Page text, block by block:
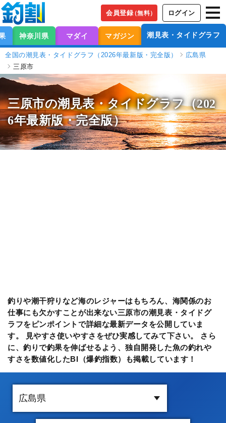
会員登録（無料） ログイン
神奈川県 マダイ マガジン 潮見表・タイドグラフ
全国の潮見表・タイドグラフ（2026年最新版・完全版）
広島県
三原市
三原市の潮見表・タイドグラフ（202
6年最新版・完全版）
釣りや潮干狩りなど海のレジャーはもちろん、海関係のお
仕事にも欠かすことが出来ない三原市の潮見表・タイドグ
ラフをピンポイントで詳細な最新データを公開していま
す。 見やすさ使いやすさをぜひ実感してみて下さい。 さら
に、釣りで釣果を伸ばせるよう、独自開発した魚の釣れや
すさを数値化したBI（爆釣指数）も掲載しています！